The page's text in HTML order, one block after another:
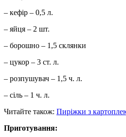
– кефір – 0,5 л.
– яйця – 2 шт.
– борошно – 1,5 склянки
– цукор – 3 ст. л.
– розпушувач – 1,5 ч. л.
– сіль – 1 ч. л.
Читайте також: Пиріжки з
Приготування: